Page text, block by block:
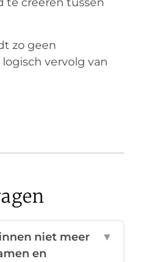
zo geen
vervolg van
niet meer
en
▼